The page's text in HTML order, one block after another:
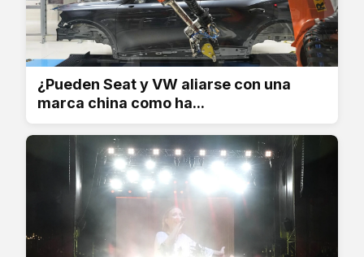
¿Pueden Seat y VW aliarse con una
marca china como ha...